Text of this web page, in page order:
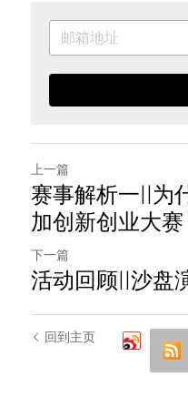
上一篇
赛事解析一||为
加创新创业大赛
下一篇
活动回顾||沙盘
回到主页